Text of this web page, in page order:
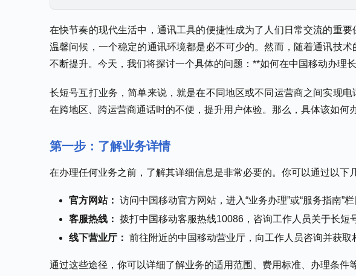
在快节奏的现代生活中，通讯工具的便捷性成为了人们日常交流的重
温馨问候，一个稳定的通讯环境都是必不可少的。然而，随着通讯技
不断提升。今天，我们将探讨一个具体的问题：**如何在中国移动办理
长短号互打业务，简单来说，就是在不同地区或不同运营商之间实现
在跨地区、跨运营商通话时的不便，提升用户体验。那么，具体该如何
第一步：了解业务详情
在办理任何业务之前，了解其详细信息是非常必要的。你可以通过以下
官方网站： 访问中国移动官方网站，进入“业务办理”或“服务指南”
客服热线： 拨打中国移动客服热线10086，咨询工作人员关于长短
线下营业厅： 前往附近的中国移动营业厅，向工作人员咨询并获取
通过这些途径，你可以详细了解业务的适用范围、费用标准、办理条件